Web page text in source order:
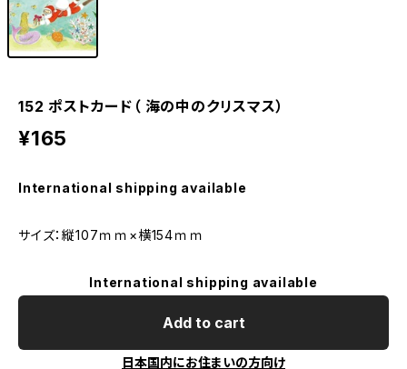
152 ポストカード（ 海の中のクリスマス）
¥165
International shipping available
サイズ：縦107ｍｍ×横154ｍｍ
International shipping available
Add to cart
日本国内にお住まいの方向け